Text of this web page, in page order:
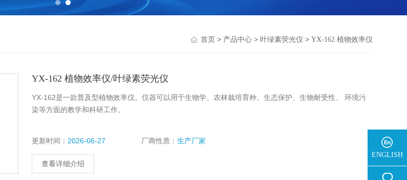
首页> 产品中心> 叶绿素荧光仪 > YX-162 植物效率仪
YX-162 植物效率仪/叶绿素荧光仪
YX-162是一款普及型植物效率仪。仪器可以用于生物学、农林栽培育种、生态保护、生物耐受性、 环境污
染等方面的教学和科研工作。
更新时间： 2026-06-27 厂商性质：生产厂家
查看详细介绍
ENGLISH